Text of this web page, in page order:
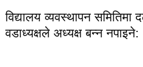
विद्यालय व्यवस्थापन
वडाध्यक्षले अध्यक्ष बन्न नपाइने: